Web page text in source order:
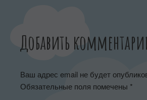
Добавить
Ваш адрес email не будет
Обязательные поля помечены *